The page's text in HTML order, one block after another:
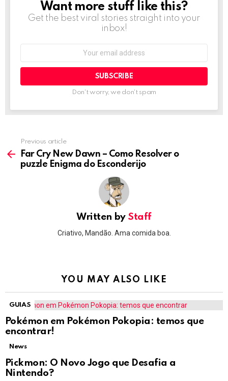
NEWSLETTER
Want more stuff like this?
Get the best viral stories straight into your
inbox!
Don't worry, we don't spam
more
Previous article
Far Cry New Dawn – Como Resolver o
puzzle Enigma do Esconderijo
Written by Staff
Criativo, Mandão. Ama comida boa.
YOU MAY ALSO LIKE
GUIAS
Pokémon em Pokémon Pokopia: temos que
encontrar!
News
Pickmon: O Novo Jogo que Desafia a
Nintendo?